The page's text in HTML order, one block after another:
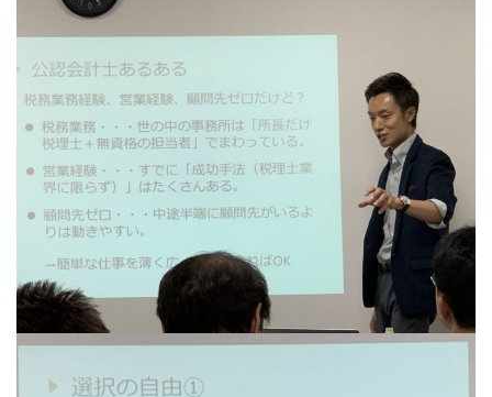
れて2か所に。ミンチ
。ピンクの。たぶん切
されたのだ。職員と警
きで拾ってビニール袋
。が、線路の敷石ゴロ
かけて金属ホウキでも
部は ...
資と
性に
ない
定数
われる
か。ア
・戸建
った住
不動産
比べて
、再現
出さな
めてい
一定数
に開催されま
https://shupp
an-
audition.com/
が慣れた
きで拾っ
ニール袋
が、線路
石ゴロゴ
引っかか
て、水を
て金属ホ
でも全部